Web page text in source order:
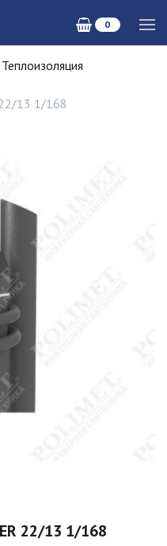
0
Теплоизоляция
22/13 1/168
22/13 1/168